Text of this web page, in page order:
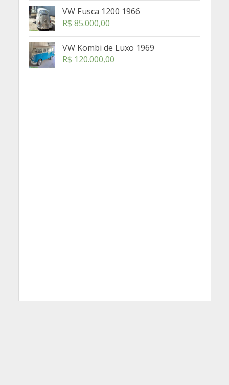
VW Fusca 1200 1966
R$ 85.000,00
VW Kombi de Luxo 1969
R$ 120.000,00